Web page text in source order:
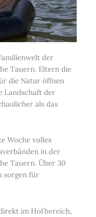
der
Tauern. Eltern die
die Natur öffnen
Landschaft der
als das
Woche volles
in der
Tauern. Über 30
sorgen für
im Hofbereich,